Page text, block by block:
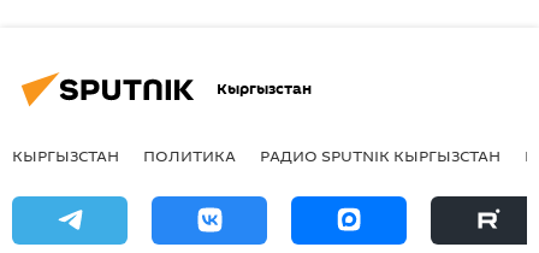
Кыргызстан
КЫРГЫЗСТАН ПОЛИТИКА РАДИО SPUTNIK КЫРГЫЗСТАН